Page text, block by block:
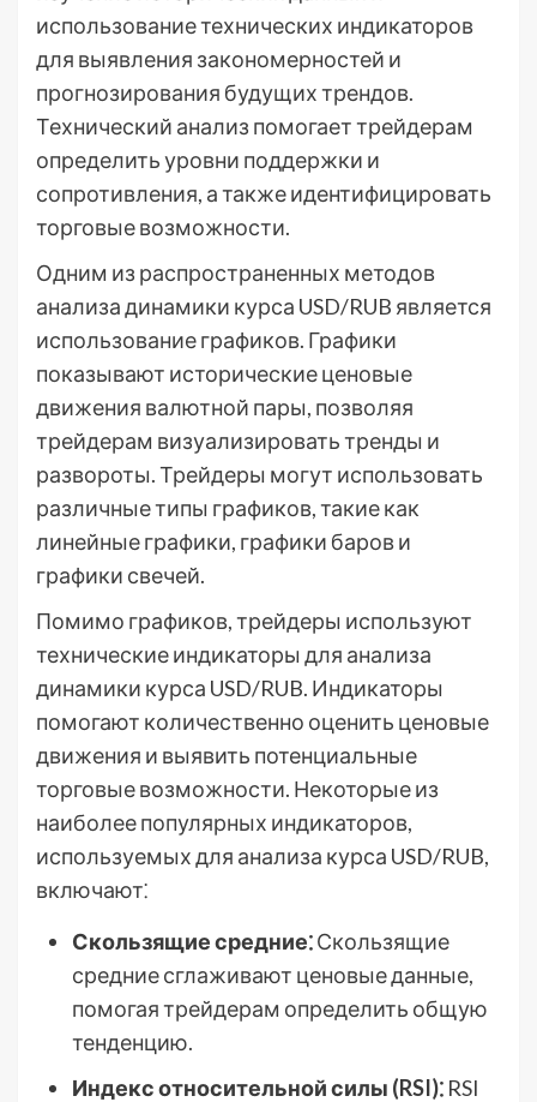
использование технических индикаторов
для выявления закономерностей и
прогнозирования будущих трендов.
Технический анализ помогает трейдерам
определить уровни поддержки и
сопротивления, а также идентифицировать
торговые возможности.
Одним из распространенных методов
анализа динамики курса USD/RUB является
использование графиков. Графики
показывают исторические ценовые
движения валютной пары, позволяя
трейдерам визуализировать тренды и
развороты. Трейдеры могут использовать
различные типы графиков, такие как
линейные графики, графики баров и
графики свечей.
Помимо графиков, трейдеры используют
технические индикаторы для анализа
динамики курса USD/RUB. Индикаторы
помогают количественно оценить ценовые
движения и выявить потенциальные
торговые возможности. Некоторые из
наиболее популярных индикаторов,
используемых для анализа курса USD/RUB,
включают⁚
Скользящие средние⁚Скользящие
средние сглаживают ценовые данные,
помогая трейдерам определить общую
тенденцию.
Индекс относительной силы (RSI)⁚ RSI